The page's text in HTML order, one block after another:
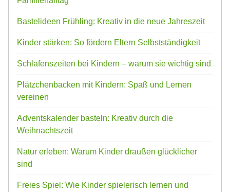
Bastelideen Frühling: Kreativ in die neue Jahreszeit
Kinder stärken: So fördern Eltern Selbstständigkeit
Schlafenszeiten bei Kindern – warum sie wichtig sind
Plätzchenbacken mit Kindern: Spaß und Lernen
vereinen
Adventskalender basteln: Kreativ durch die
Weihnachtszeit
Natur erleben: Warum Kinder draußen glücklicher
sind
Freies Spiel: Wie Kinder spielerisch lernen und